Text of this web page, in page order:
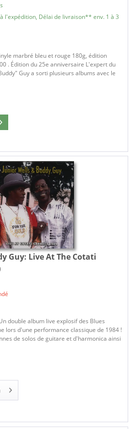
l'expédition, Délai de livraison** env. 1 à 3
marbré bleu et rouge 180g, édition
. Édition du 25e anniversaire L'expert du
Guy a sorti plusieurs albums avec le
Guy: Live At The Cotati
double album live explosif des Blues
lors d'une performance classique de 1984 !
de solos de guitare et d'harmonica ainsi